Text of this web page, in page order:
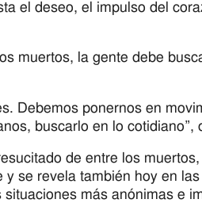
el deseo, el impulso del
muertos, la gente debe
Debemos ponernos en
buscarlo en lo cotidiano”,
de entre los
y se revela también hoy en
más anónimas e